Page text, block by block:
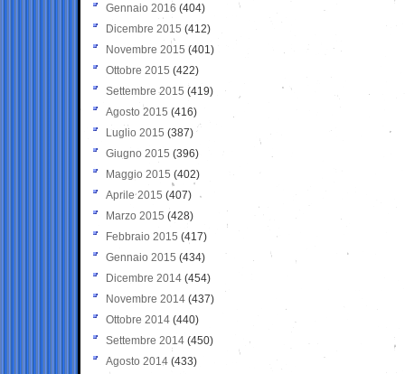
Gennaio 2016 (404)
Dicembre 2015 (412)
Novembre 2015 (401)
Ottobre 2015 (422)
Settembre 2015 (419)
Agosto 2015 (416)
Luglio 2015 (387)
Giugno 2015 (396)
Maggio 2015 (402)
Aprile 2015 (407)
Marzo 2015 (428)
Febbraio 2015 (417)
Gennaio 2015 (434)
Dicembre 2014 (454)
Novembre 2014 (437)
Ottobre 2014 (440)
Settembre 2014 (450)
Agosto 2014 (433)